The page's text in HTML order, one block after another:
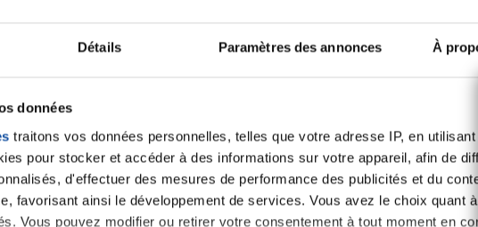
Détails Paramètres des annonces À
données
traitons vos données personnelles, telles que votre adresse IP, en
pour stocker et accéder à des informations sur votre appareil, afin de
d'effectuer des mesures de performance des publicités et du
favorisant ainsi le développement de services. Vous avez le choix quant à
Vous pouvez modifier ou retirer votre consentement à tout moment en
endoscopie et une coloscopie sont prévues le mois prochain,
permettre d'y voir plus clair. Mais le titre de votre post indique
de l'estomac. Sachez à ce propos 3 choses : le cancer de
ans, et si vos symptômes étaient dus à un cancer de l'estomac,
présents depuis plus d'un an, le diagnostic aurait certainement
gastrite, elle peut parfaitement survenir sans la présence de
prise d'anti-inflammatoires.
Vos troubles peuvent parfaitement être liés à votre état de
facteurs qui sont mauvais aussi bien pour l'estomac (ils sont